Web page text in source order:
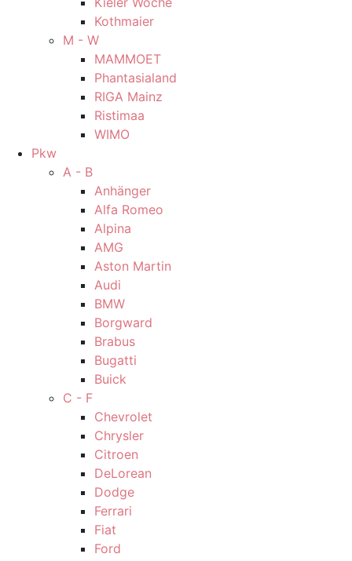
Kothmaier
M - W
MAMMOET
Phantasialand
RIGA Mainz
Ristimaa
WIMO
Pkw
A - B
Anhänger
Alfa Romeo
Alpina
AMG
Aston Martin
Audi
BMW
Borgward
Brabus
Bugatti
Buick
C - F
Chevrolet
Chrysler
Citroen
DeLorean
Dodge
Ferrari
Fiat
Ford